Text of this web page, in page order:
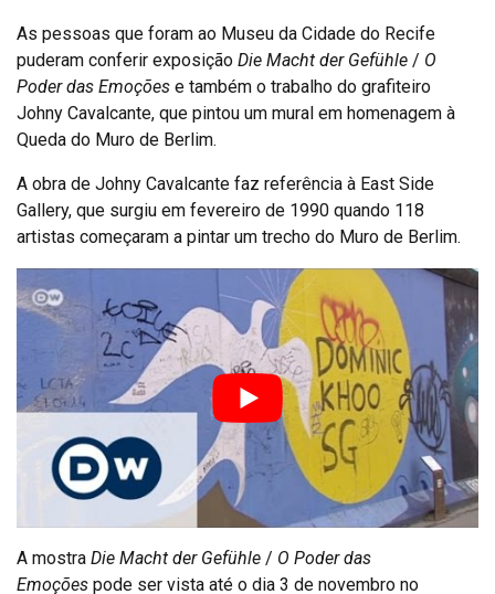
As pessoas que foram ao Museu da Cidade do Recife
puderam conferir exposição Die Macht der Gefühle / O
Poder das Emoções e também o trabalho do grafiteiro
Johny Cavalcante, que pintou um mural em homenagem à
Queda do Muro de Berlim.
A obra de Johny Cavalcante faz referência à East Side
Gallery, que surgiu em fevereiro de 1990 quando 118
artistas começaram a pintar um trecho do Muro de Berlim.
A mostra Die Macht der Gefühle / O Poder das
Emoções pode ser vista até o dia 3 de novembro no